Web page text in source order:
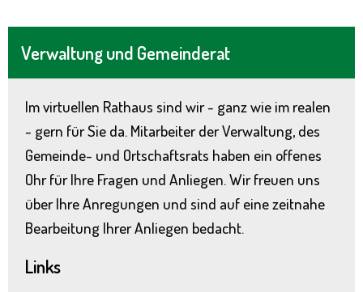
Verwaltung und Gemeinderat
Im virtuellen Rathaus sind wir - ganz wie im realen
- gern für Sie da. Mitarbeiter der Verwaltung, des
Gemeinde- und Ortschaftsrats haben ein offenes
Ohr für Ihre Fragen und Anliegen. Wir freuen uns
über Ihre Anregungen und sind auf eine zeitnahe
Bearbeitung Ihrer Anliegen bedacht.
Links